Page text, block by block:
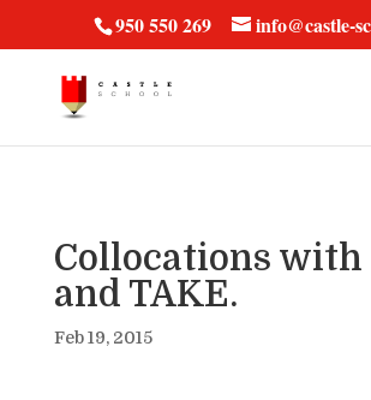
950 550 269 info@castle-
Collocations with
and TAKE.
Feb 19, 2015